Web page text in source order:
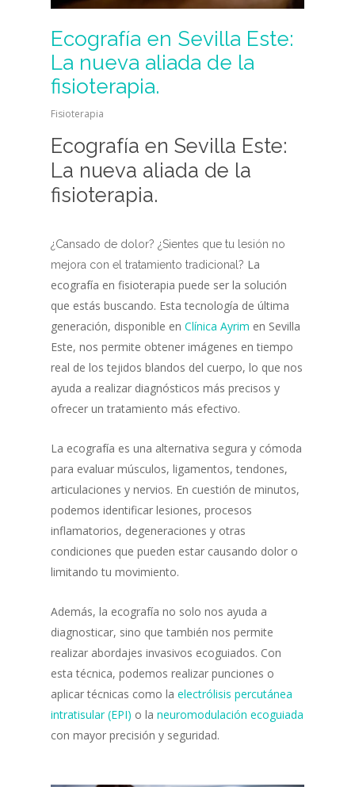
Ecografía en Sevilla Este:
La nueva aliada de la
fisioterapia.
Fisioterapia
Ecografía en Sevilla Este:
La nueva aliada de la
fisioterapia.
¿Cansado de dolor? ¿Sientes que tu lesión no
mejora con el tratamientotradicional? La
ecografía en fisioterapia puede ser la solución
que estás buscando. Esta tecnología de última
generación, disponible en Clínica Ayrim en Sevilla
Este, nos permite obtener imágenes en tiempo
real de los tejidos blandos del cuerpo, lo que nos
ayuda a realizar diagnósticos más precisos y
ofrecer un tratamiento más efectivo.
La ecografía es una alternativa segura y cómoda
para evaluar músculos, ligamentos, tendones,
articulaciones y nervios. En cuestión de minutos,
podemos identificar lesiones, procesos
inflamatorios, degeneraciones y otras
condiciones que pueden estar causando dolor o
limitando tu movimiento.
Además, la ecografía no solo nos ayuda a
diagnosticar, sino que también nos permite
realizar abordajes invasivos ecoguiados. Con
esta técnica, podemos realizar punciones o
aplicar técnicas como laelectrólisis percutánea
intratisular (EPI) o laneuromodulación ecoguiada
con mayor precisión y seguridad.